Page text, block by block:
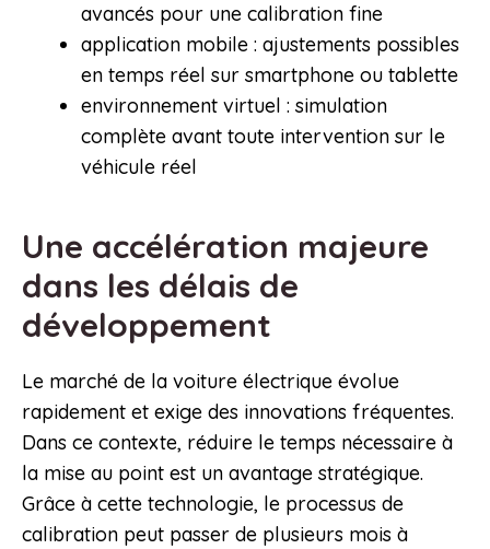
avancés pour une calibration fine
application mobile : ajustements possibles
en temps réel sur smartphone ou tablette
environnement virtuel : simulation
complète avant toute intervention sur le
véhicule réel
Une accélération majeure
dans les délais de
développement
Le marché de la voiture électrique évolue
rapidement et exige des innovations fréquentes.
Dans ce contexte, réduire le temps nécessaire à
la mise au point est un avantage stratégique.
Grâce à cette technologie, le processus de
calibration peut passer de plusieurs mois à